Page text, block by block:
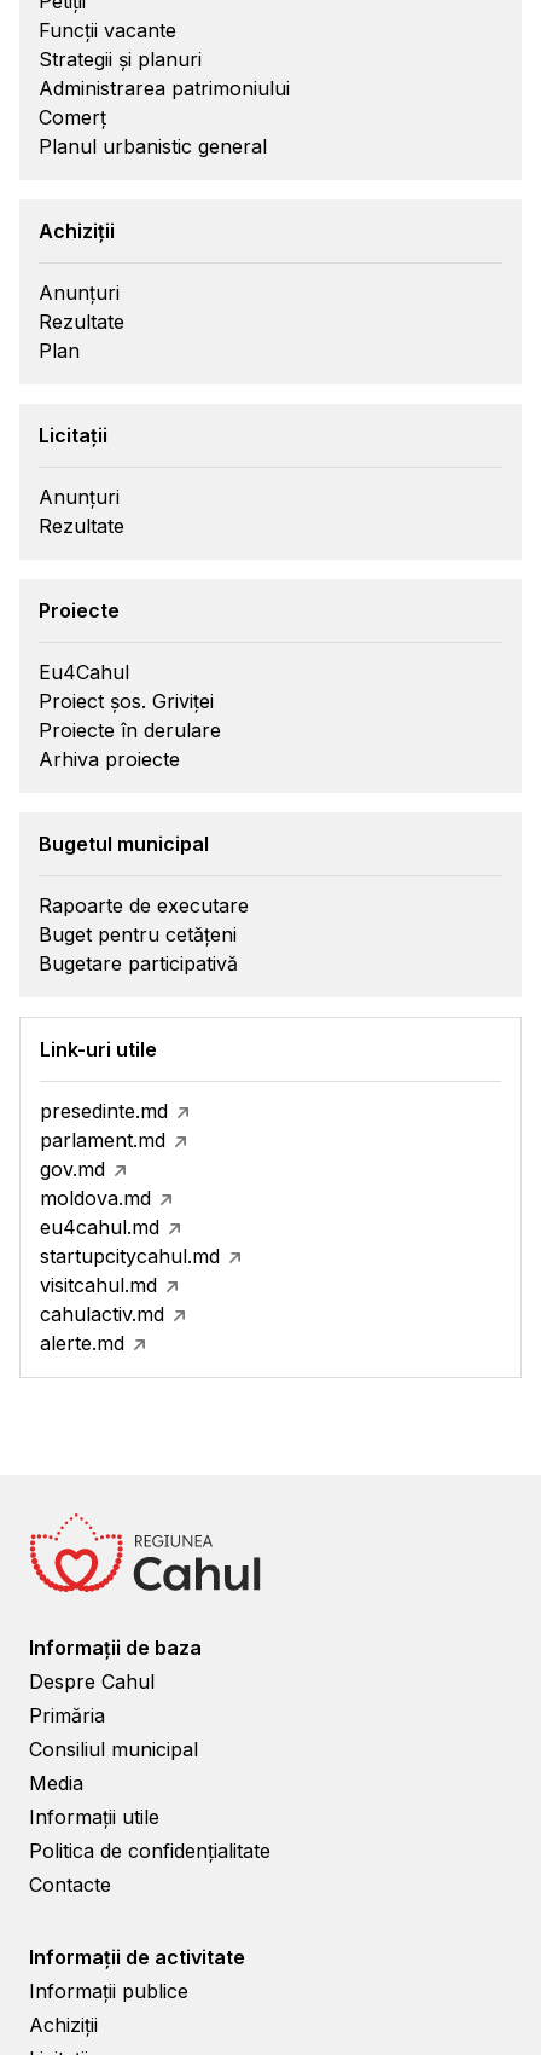
Funcții vacante
Strategii și planuri
Administrarea patrimoniului
Comerț
Planul urbanistic general
Achiziții
Anunțuri
Rezultate
Plan
Licitații
Anunțuri
Rezultate
Proiecte
Eu4Cahul
Proiect șos. Griviței
Proiecte în derulare
Arhiva proiecte
Bugetul municipal
Rapoarte de executare
Buget pentru cetățeni
Bugetare participativă
Link-uri utile
presedinte.md
parlament.md
gov.md
moldova.md
eu4cahul.md
startupcitycahul.md
visitcahul.md
cahulactiv.md
alerte.md
Informații de baza
Despre Cahul
Primăria
Consiliul municipal
Media
Informații utile
Politica de confidențialitate
Contacte
Informații de activitate
Informații publice
Achiziții